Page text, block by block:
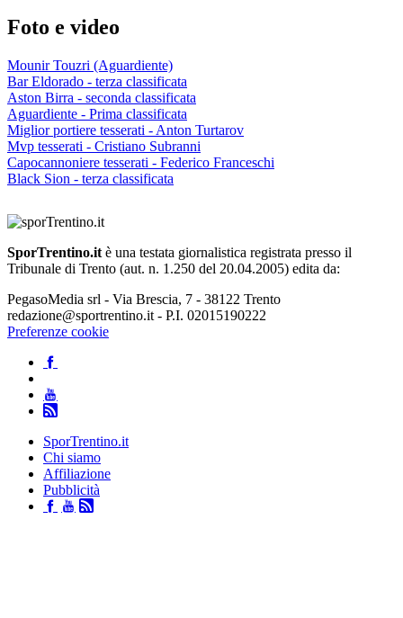
Foto e video
Mounir Touzri (Aguardiente)
Bar Eldorado - terza classificata
Aston Birra - seconda classificata
Aguardiente - Prima classificata
Miglior portiere tesserati - Anton Turtarov
Mvp tesserati - Cristiano Subranni
Capocannoniere tesserati - Federico Franceschi
Black Sion - terza classificata
SporTrentino.it è una testata giornalistica registrata presso il
Tribunale di Trento (aut. n. 1.250 del 20.04.2005) edita da:
PegasoMedia srl - Via Brescia, 7 - 38122 Trento
redazione@sportrentino.it - P.I. 02015190222
Preferenze cookie
SporTrentino.it
Chi siamo
Affiliazione
Pubblicità